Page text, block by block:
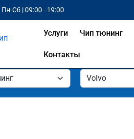
Пн-Сб | 09:00 - 19:00
Услуги Чип тюнинг
Контакты